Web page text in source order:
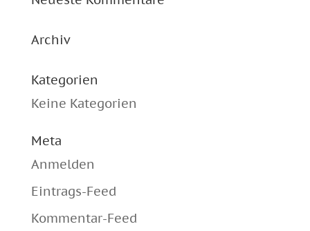
Archiv
Kategorien
Keine Kategorien
Meta
Anmelden
Eintrags-Feed
Kommentar-Feed